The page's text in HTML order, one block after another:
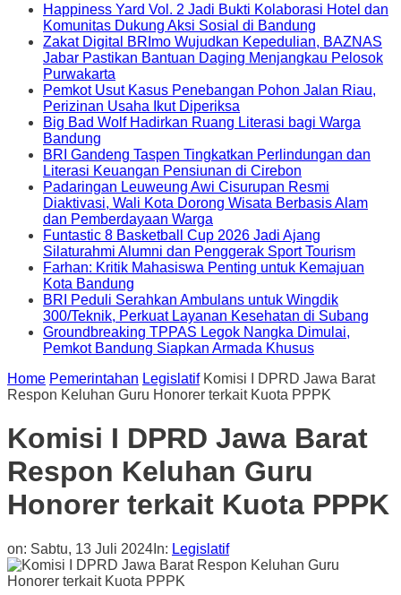
Happiness Yard Vol. 2 Jadi Bukti Kolaborasi Hotel dan
Komunitas Dukung Aksi Sosial di Bandung
Zakat Digital BRImo Wujudkan Kepedulian, BAZNAS
Jabar Pastikan Bantuan Daging Menjangkau Pelosok
Purwakarta
Pemkot Usut Kasus Penebangan Pohon Jalan Riau,
Perizinan Usaha Ikut Diperiksa
Big Bad Wolf Hadirkan Ruang Literasi bagi Warga
Bandung
BRI Gandeng Taspen Tingkatkan Perlindungan dan
Literasi Keuangan Pensiunan di Cirebon
Padaringan Leuweung Awi Cisurupan Resmi
Diaktivasi, Wali Kota Dorong Wisata Berbasis Alam
dan Pemberdayaan Warga
Funtastic 8 Basketball Cup 2026 Jadi Ajang
Silaturahmi Alumni dan Penggerak Sport Tourism
Farhan: Kritik Mahasiswa Penting untuk Kemajuan
Kota Bandung
BRI Peduli Serahkan Ambulans untuk Wingdik
300/Teknik, Perkuat Layanan Kesehatan di Subang
Groundbreaking TPPAS Legok Nangka Dimulai,
Pemkot Bandung Siapkan Armada Khusus
Home Pemerintahan Legislatif Komisi I DPRD Jawa Barat
Respon Keluhan Guru Honorer terkait Kuota PPPK
Komisi I DPRD Jawa Barat
Respon Keluhan Guru
Honorer terkait Kuota PPPK
on: Sabtu, 13 Juli 2024 In: Legislatif